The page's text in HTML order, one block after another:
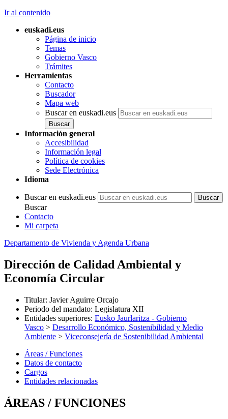
Ir al contenido
euskadi.eus
Página de inicio
Temas
Gobierno Vasco
Trámites
Herramientas
Contacto
Buscador
Mapa web
Buscar en euskadi.eus
Información general
Accesibilidad
Información legal
Política de cookies
Sede Electrónica
Idioma
Buscar en euskadi.eus
Buscar
Contacto
Mi carpeta
Departamento de Vivienda y Agenda Urbana
Dirección de Calidad Ambiental y
Economía Circular
Titular: Javier Aguirre Orcajo
Periodo del mandato: Legislatura XII
Entidades superiores: Eusko Jaurlaritza - Gobierno
Vasco > Desarrollo Económico, Sostenibilidad y Medio
Ambiente > Viceconsejería de Sostenibilidad Ambiental
Áreas / Funciones
Datos de contacto
Cargos
Entidades relacionadas
ÁREAS / FUNCIONES